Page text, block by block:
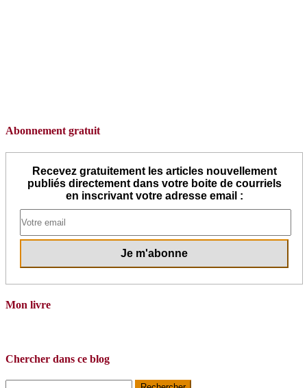
Abonnement gratuit
Recevez gratuitement les articles nouvellement
publiés directement dans votre boite de courriels
en inscrivant votre adresse email :
Mon livre
Chercher dans ce blog